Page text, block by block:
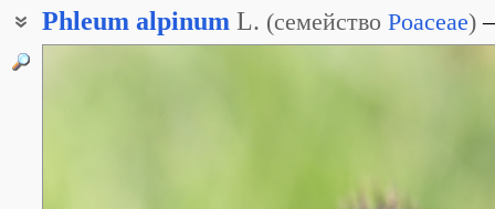
Phleum alpinum L. (семейство Poaceae)